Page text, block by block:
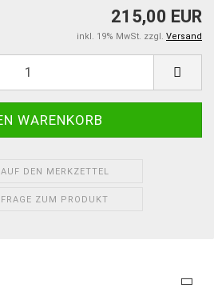
215,00 EUR
inkl. 19% MwSt. zzgl. Versand
AUF DEN MERKZETTEL
FRAGE ZUM PRODUKT